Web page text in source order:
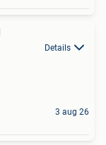
Details
3 aug 26